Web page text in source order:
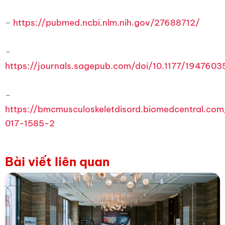
– https://pubmed.ncbi.nlm.nih.gov/27688712/
–
https://journals.sagepub.com/doi/10.1177/
–
https://
017-1585-2
Bài viết liên quan